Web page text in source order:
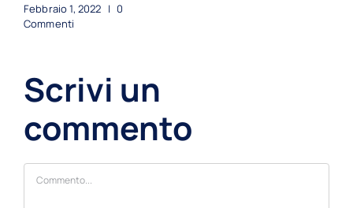
Febbraio 1, 2022 | 0
Commenti
Scrivi un
commento
Commento